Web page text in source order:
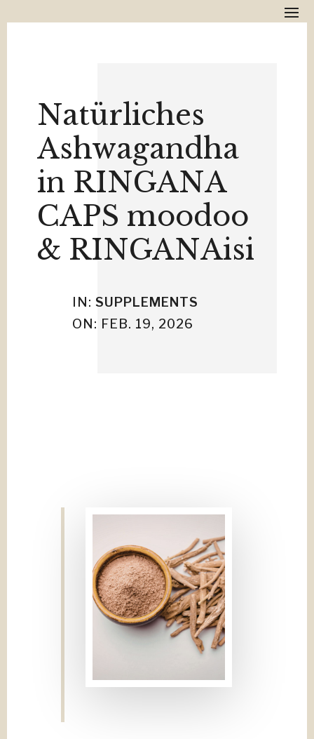
für Neukunden! ***
Natürliches
Ashwagandha
in RINGANA
CAPS moodoo
& RINGANAisi
IN: SUPPLEMENTS
ON: FEB. 19, 2026